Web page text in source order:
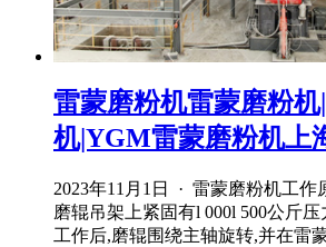
雷蒙磨粉机雷蒙磨粉
机|YGM雷蒙磨粉机上
2023年11月1日 · 雷蒙磨粉机工作
磨辊吊架上紧固有l 000l 500公斤
工作后,磨辊围绕主轴旋转,并在雷